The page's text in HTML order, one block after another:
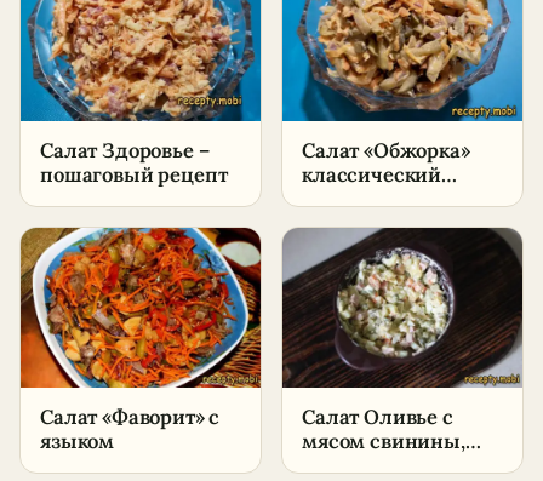
Салат Здоровье –
пошаговый рецепт
Салат «Обжорка»
классический
пошаговый рецепт
с говядиной в
домашних условиях
Салат «Фаворит» с
языком
Салат Оливье с
мясом свинины,